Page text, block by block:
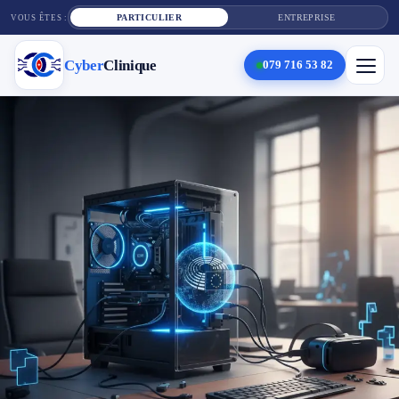
VOUS ÊTES : PARTICULIER ENTREPRISE
CyberClinique 079 716 53 82
Clinique ×
Réparation téléphone
Contact